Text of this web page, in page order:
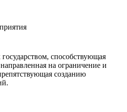
способствующая
на ограничение и
созданию